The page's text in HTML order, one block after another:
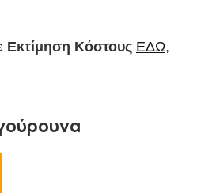
Κόστους ΕΔΩ,